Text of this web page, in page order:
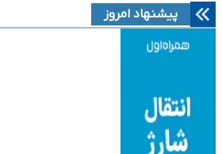
پیشنهاد امروز